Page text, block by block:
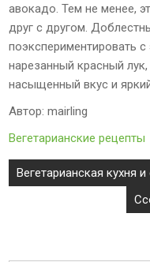
авокадо. Тем не менее,
друг с другом.
поэкспериментировать
нарезанный красный
насыщенный вкус и
Автор: mairling
Вегетарианские рецепты
Навигация
по
Вегетарианская кухня